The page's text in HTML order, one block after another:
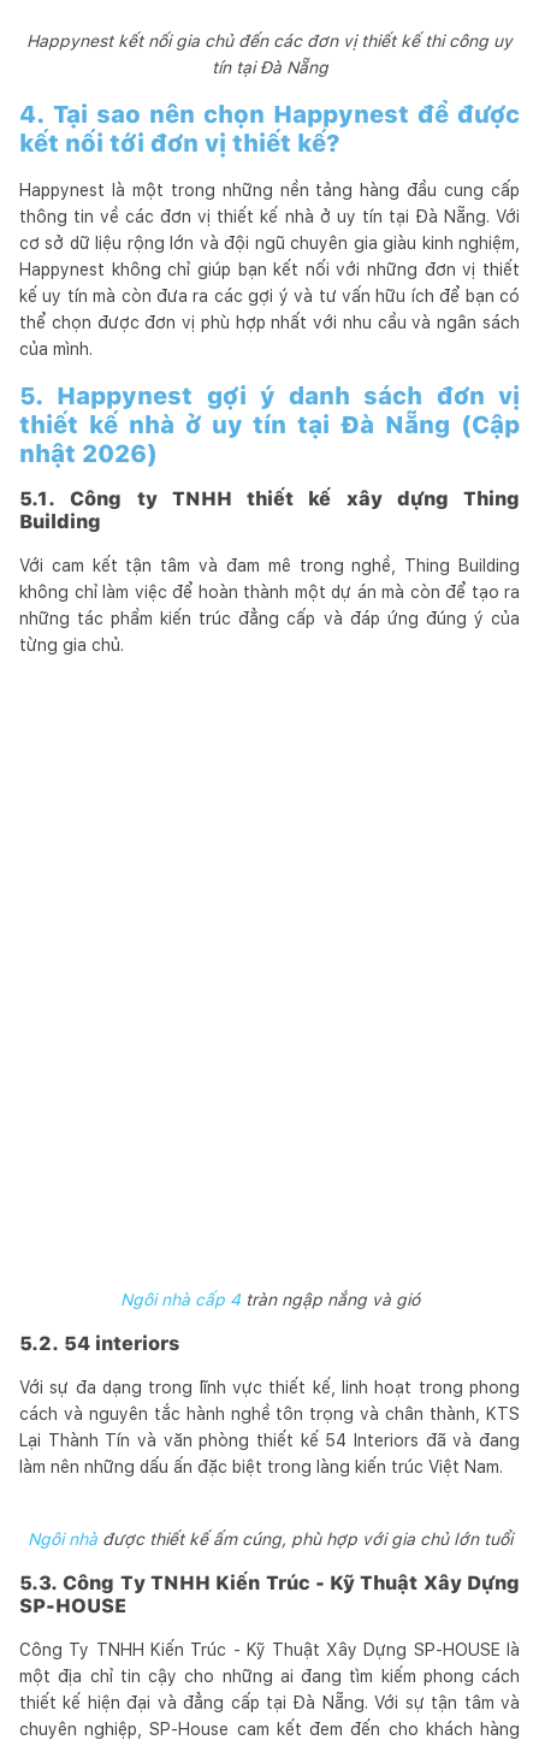
Happynest kết nối gia chủ đến các đơn vị thiết kế thi công uy
tín tại Đà Nẵng
4. Tại sao nên chọn Happynest để được
kết nối tới đơn vị thiết kế?
Happynest là một trong những nền tảng hàng đầu cung cấp
thông tin về các đơn vị thiết kế nhà ở uy tín tại Đà Nẵng. Với
cơ sở dữ liệu rộng lớn và đội ngũ chuyên gia giàu kinh nghiệm,
Happynest không chỉ giúp bạn kết nối với những đơn vị thiết
kế uy tín mà còn đưa ra các gợi ý và tư vấn hữu ích để bạn có
thể chọn được đơn vị phù hợp nhất với nhu cầu và ngân sách
của mình.
5. Happynest gợi ý danh sách đơn vị
thiết kế nhà ở uy tín tại Đà Nẵng (Cập
nhật 2026)
5.1. Công ty TNHH thiết kế xây dựng Thing
Building
Với cam kết tận tâm và đam mê trong nghề, Thing Building
không chỉ làm việc để hoàn thành một dự án mà còn để tạo ra
những tác phẩm kiến trúc đẳng cấp và đáp ứng đúng ý của
từng gia chủ.
Ngôi nhà cấp 4tràn ngập nắng và gió
5.2. 54 interiors
Với sự đa dạng trong lĩnh vực thiết kế, linh hoạt trong phong
cách và nguyên tắc hành nghề tôn trọng và chân thành, KTS
Lại Thành Tín và văn phòng thiết kế 54 Interiors đã và đang
làm nên những dấu ấn đặc biệt trong làng kiến trúc Việt Nam.
Ngôi nhàđược thiết kế ấm cúng, phù hợp với gia chủ lớn tuổi
5.3. Công Ty TNHH Kiến Trúc - Kỹ Thuật Xây Dựng
SP-HOUSE
Công Ty TNHH Kiến Trúc - Kỹ Thuật Xây Dựng SP-HOUSE là
một địa chỉ tin cậy cho những ai đang tìm kiếm phong cách
thiết kế hiện đại và đẳng cấp tại Đà Nẵng. Với sự tận tâm và
chuyên nghiệp, SP-House cam kết đem đến cho khách hàng